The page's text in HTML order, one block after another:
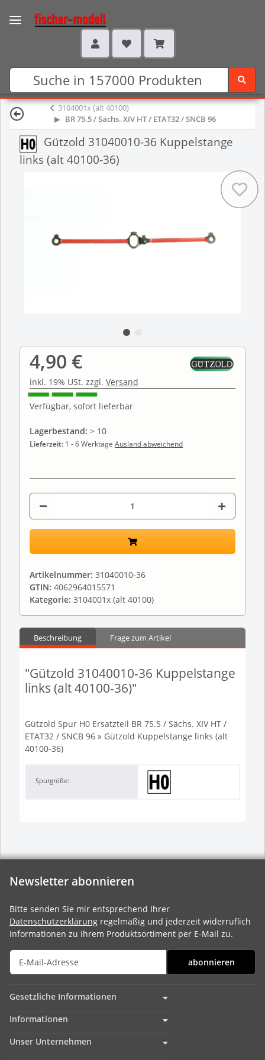
3104001x (alt 40100)
BR 75.5 / Sächs. XIV HT / ETAT32 / SNCB 96
Gützold 31040010-36 Kuppelstange
links (alt 40100-36)
4,90 €
inkl. 19% USt. zzgl. Versand
Verfügbar, sofort lieferbar
Lagerbestand: > 10
Lieferzeit: 1 - 6 Werktage Ausland abweichend
Artikelnummer: 31040010-36
GTIN: 4062964015571
Kategorie: 3104001x (alt 40100)
Beschreibung Frage zum Artikel
"Gützold 31040010-36 Kuppelstange
links (alt 40100-36)"
Gützold Spur H0 Ersatzteil BR 75.5 / Sächs. XIV HT /
ETAT32 / SNCB 96 » Gützold Kuppelstange links (alt
40100-36)
Spurgröße:
Newsletter abonnieren
Bitte senden Sie mir entsprechend Ihrer
Datenschutzerklärung regelmäßig und jederzeit widerruflich
Informationen zu Ihrem Produktsortiment per E-Mail zu.
abonnieren
Gesetzliche Informationen
Informationen
Unser Unternehmen